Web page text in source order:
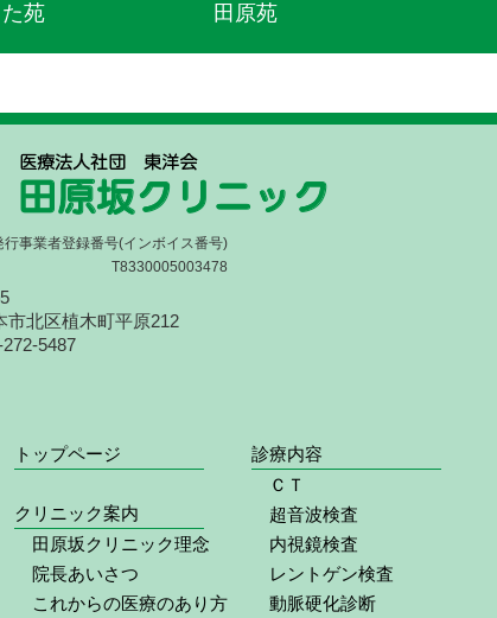
苑
田原苑
行事業者登録番号(インボイス番号)
T8330005003478
市北区植木町平原212
5487
トップページ
クリニック案内
田原坂クリニック理念
院長あいさつ
これからの医療のあり方
診療内容
ＣＴ
超音波検査
内視鏡検査
レントゲン検査
動脈硬化診断